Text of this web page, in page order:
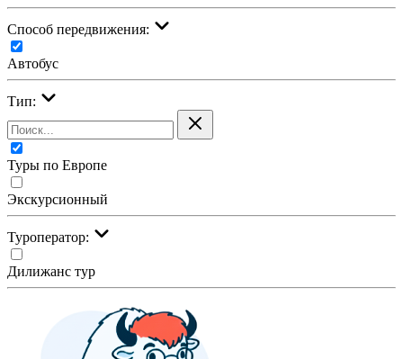
Cпособ передвижения:
Автобус
Тип:
Туры по Европе
Экскурсионный
Туроператор:
Дилижанс тур